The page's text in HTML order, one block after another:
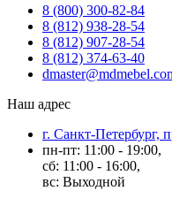
8 (800) 300-82-84
8 (812) 938-28-54
8 (812) 907-28-54
8 (812) 374-63-40
Наш адрес
г. Санкт-Петербург,
пн-пт: 11:00 - 19:00,
сб: 11:00 - 16:00,
вс: Выходной